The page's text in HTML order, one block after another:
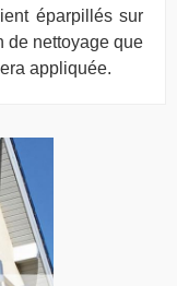
éparpillés sur
de nettoyage que
appliquée.